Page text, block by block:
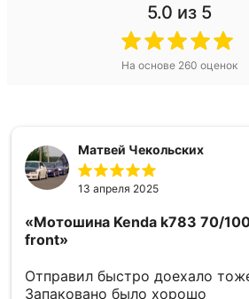
5.0 из 5
На основе 260 оценок
Матвей Чекольских
13 апреля 2025
«Мотошина Kenda k783 70/
front»
Отправил быстро доехало
Запаковано было хорошо